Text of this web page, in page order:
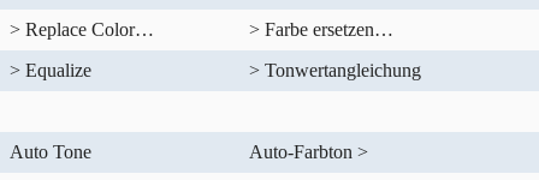
> Replace Color…
> Farbe ersetzen…
> Equalize
> Tonwertangleichung
Auto Tone
Auto-Farbton >